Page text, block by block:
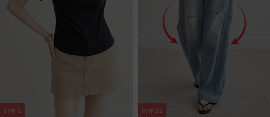
리뷰 5 리뷰 35